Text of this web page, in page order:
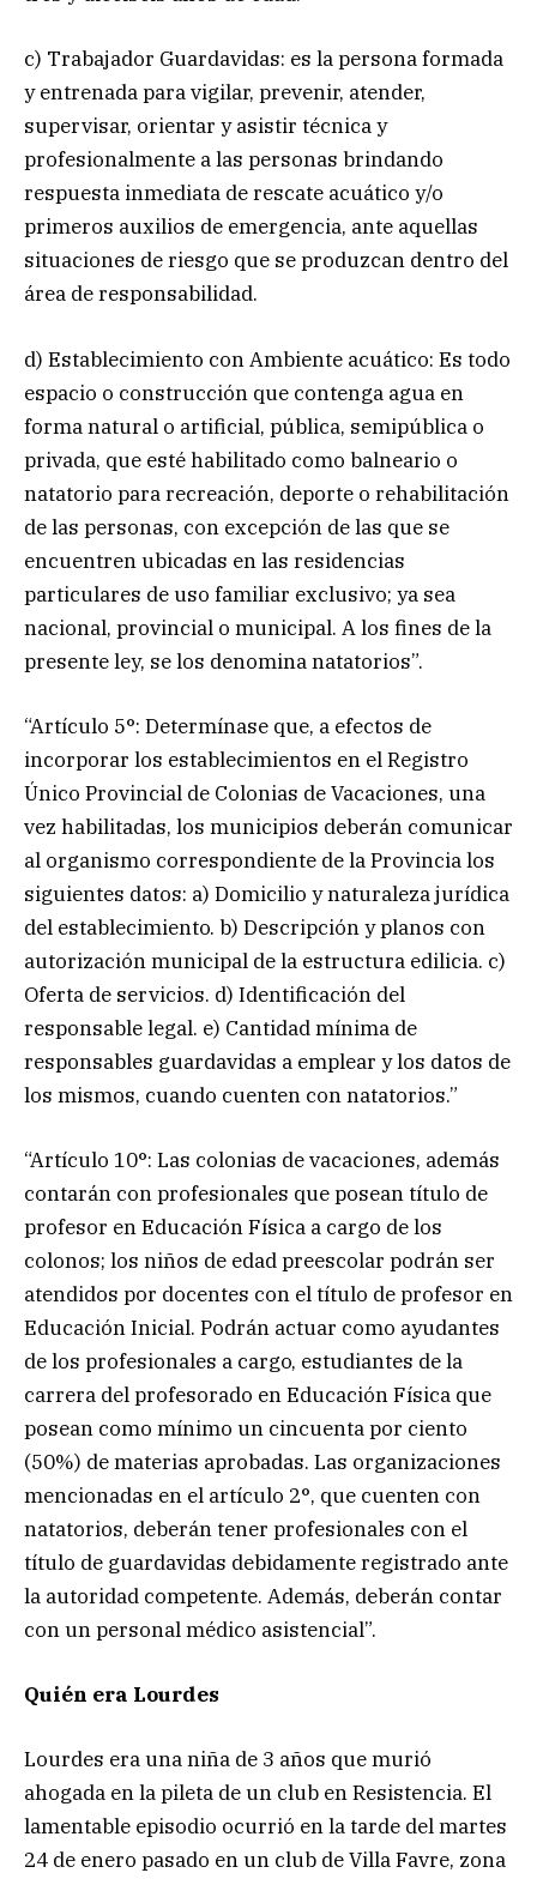
c) Trabajador Guardavidas: es la persona formada
y entrenada para vigilar, prevenir, atender,
supervisar, orientar y asistir técnica y
profesionalmente a las personas brindando
respuesta inmediata de rescate acuático y/o
primeros auxilios de emergencia, ante aquellas
situaciones de riesgo que se produzcan dentro del
área de responsabilidad.
d) Establecimiento con Ambiente acuático: Es todo
espacio o construcción que contenga agua en
forma natural o artificial, pública, semipública o
privada, que esté habilitado como balneario o
natatorio para recreación, deporte o rehabilitación
de las personas, con excepción de las que se
encuentren ubicadas en las residencias
particulares de uso familiar exclusivo; ya sea
nacional, provincial o municipal. A los fines de la
presente ley, se los denomina natatorios”.
“Artículo 5°: Determínase que, a efectos de
incorporar los establecimientos en el Registro
Único Provincial de Colonias de Vacaciones, una
vez habilitadas, los municipios deberán comunicar
al organismo correspondiente de la Provincia los
siguientes datos: a) Domicilio y naturaleza jurídica
del establecimiento. b) Descripción y planos con
autorización municipal de la estructura edilicia. c)
Oferta de servicios. d) Identificación del
responsable legal. e) Cantidad mínima de
responsables guardavidas a emplear y los datos de
los mismos, cuando cuenten con natatorios.”
“Artículo 10°: Las colonias de vacaciones, además
contarán con profesionales que posean título de
profesor en Educación Física a cargo de los
colonos; los niños de edad preescolar podrán ser
atendidos por docentes con el título de profesor en
Educación Inicial. Podrán actuar como ayudantes
de los profesionales a cargo, estudiantes de la
carrera del profesorado en Educación Física que
posean como mínimo un cincuenta por ciento
(50%) de materias aprobadas. Las organizaciones
mencionadas en el artículo 2°, que cuenten con
natatorios, deberán tener profesionales con el
título de guardavidas debidamente registrado ante
la autoridad competente. Además, deberán contar
con un personal médico asistencial”.
Quién era Lourdes
Lourdes era una niña de 3 años que murió
ahogada en la pileta de un club en Resistencia. El
lamentable episodio ocurrió en la tarde del martes
24 de enero pasado en un club de Villa Favre, zona